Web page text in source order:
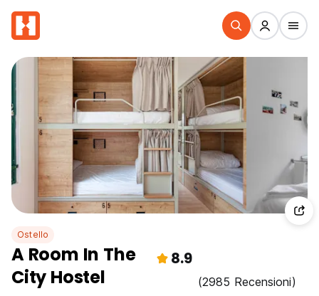
Ostello
A Room In The
City Hostel
8.9
(2985 Recensioni)